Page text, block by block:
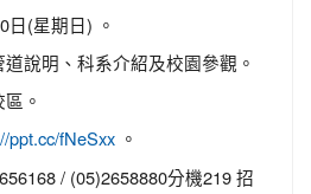
日(星期日) 。
說明、科系介紹及校園參觀。
。
ppt.cc/fNeSxx 。
/ (05)2658880分機219 招